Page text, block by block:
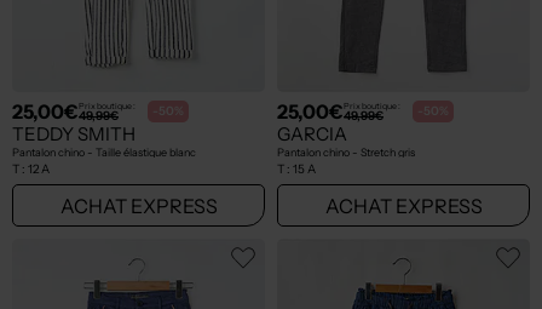
25,00€Prix boutique :
49,99€ -50%
TEDDY SMITH
Pantalon chino - Taille élastique blanc
T : 12 A
ACHAT EXPRESS
25,00€Prix boutique :
49,99€ -50%
GARCIA
Pantalon chino - Stretch gris
T : 15 A
ACHAT EXPRESS